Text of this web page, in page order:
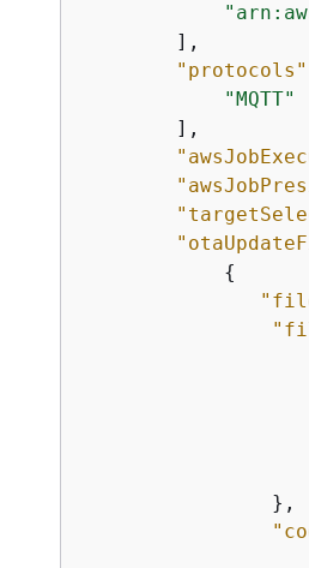
        ],
"protocols"
"MQTT"
        ],
{
                },